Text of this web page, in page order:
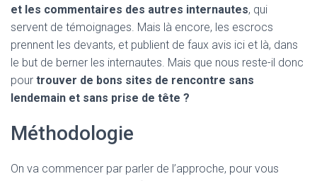
et les commentaires des autres internautes, qui
servent de témoignages. Mais là encore, les escrocs
prennent les devants, et publient de faux avis ici et là, dans
le but de berner les internautes. Mais que nous reste-il donc
pour trouver de bons sites de rencontre sans
lendemain et sans prise de tête ?
Méthodologie
On va commencer par parler de l’approche, pour vous